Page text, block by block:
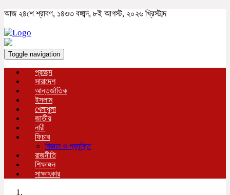
আজ ২৪শে শ্রাবণ, ১৪৩৩ বঙ্গাব্দ, ৮ই আগস্ট, ২০২৬ খ্রিস্টাব্দ
Toggle navigation
প্রচ্ছদ
সারাদেশ
আন্তর্জাতিক
ইসলাম
খেলাধুলা
জাতীয়
নারী
ফিচার
বিজ্ঞান ও প্রযুক্তি
রাজনীতি
শিক্ষাঙ্গন
সাক্ষাৎকার